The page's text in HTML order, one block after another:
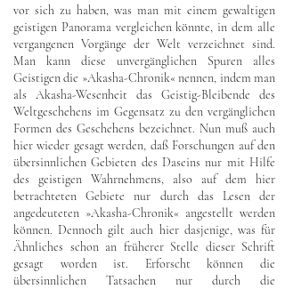
vor sich zu haben, was man mit einem gewaltigen
geistigen Panorama vergleichen könnte, in dem alle
vergangenen Vorgänge der Welt verzeichnet sind.
Man kann diese unvergänglichen Spuren alles
Geistigen die »Akasha-Chronik« nennen, indem man
als Akasha-Wesenheit das Geistig-Bleibende des
Weltgeschehens im Gegensatz zu den vergänglichen
Formen des Geschehens bezeichnet. Nun muß auch
hier wieder gesagt werden, daß Forschungen auf den
übersinnlichen Gebieten des Daseins nur mit Hilfe
des geistigen Wahrnehmens, also auf dem hier
betrachteten Gebiete nur durch das Lesen der
angedeuteten »Akasha-Chronik« angestellt werden
können. Dennoch gilt auch hier dasjenige, was für
Ähnliches schon an früherer Stelle dieser Schrift
gesagt worden ist. Erforscht können die
übersinnlichen Tatsachen nur durch die